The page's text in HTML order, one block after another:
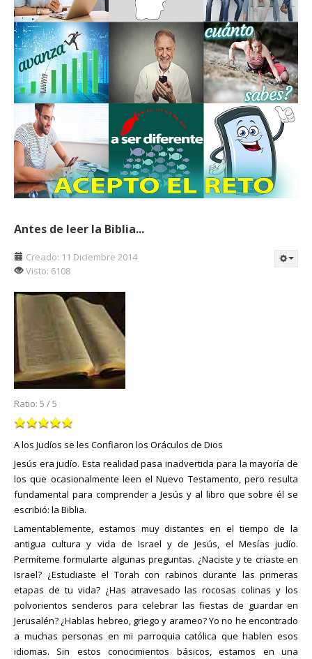
Antes de leer la Biblia...
Creado: 11 Diciembre 2014
Visto: 6108
Ratio: 5 /5
A los Judíos se les Confiaron los Oráculos de Dios
Jesús era judío. Esta realidad pasa inadvertida para la mayoría de
los que ocasionalmente leen el Nuevo Testamento, pero resulta
fundamental para comprender a Jesús y al libro que sobre él se
escribió: la Biblia.
Lamentablemente, estamos muy distantes en el tiempo de la
antigua cultura y vida de Israel y de Jesús, el Mesías judío.
Permíteme formularte algunas preguntas. ¿Naciste y te criaste en
Israel? ¿Estudiaste el Torah con rabinos durante las primeras
etapas de tu vida? ¿Has atravesado las rocosas colinas y los
polvorientos senderos para celebrar las fiestas de guardar en
Jerusalén? ¿Hablas hebreo, griego y arameo? Yo no he encontrado
a muchas personas en mi parroquia católica que hablen esos
idiomas. Sin estos conocimientos básicos, estamos en una